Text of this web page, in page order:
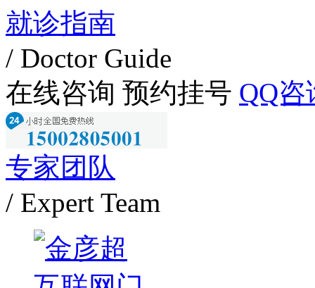
就诊指南
/ Doctor Guide
在线咨询 预约挂号 QQ咨
专家团队
/ Expert Team